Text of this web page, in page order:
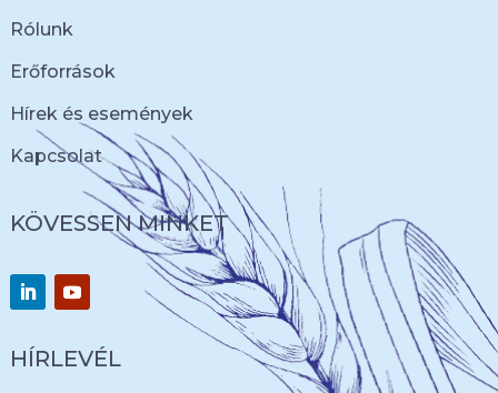
Rólunk
Erőforrások
Hírek és események
Kapcsolat
KÖVESSEN MINKET
HÍRLEVÉL